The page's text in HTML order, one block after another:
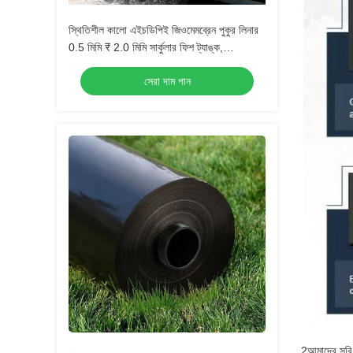
স্থিতিশীল কালো এইচডিপিই জিওমেমব্রেন পুকুর লিনার
0.5 মিমি ₹ 2.0 মিমি সার্কুলার ফিশ ট্যাঙ্ক,
অ্যাকোয়াকুলচার পুকুর, জল সঞ্চয়কারী জলাধার এবং বাঁধ
জলরোধী অ্যাপ্লিকেশনগুলির জন্য
সেরা দাম পান